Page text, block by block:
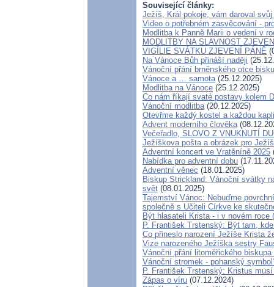
Související články:
Ježíš, Král pokoje, vám daroval
Video o potřebném zasvěcování -
Modlitba k Panně Marii o vedení v
MODLITBY NA SLAVNOST
VIGÍLIE SVÁTKU ZJEVENÍ PÁNĚ
Na Vánoce Bůh přináší naději
Vánoční přání brněnského otce
Vánoce a … samota(25.12.2025)
Modlitba na Vánoce (25.12.2025)
Co nám říkají svaté postavy kolem
Vánoční modlitba(20.12.2025)
Otevřme každý kostel a každou
Advent moderního člověka
Večeřadlo, SLOVO Z VNUKNUTÍ
Ježíškova pošta a obrázek pro
Adventní koncert ve Vratěníně 2025
Nabídka pro adventní dobu
Adventní věnec (18.01.2025)
Biskup Strickland: Vánoční svátky
svět (08.01.2025)
Tajemství Vánoc: Nebuďme
společně s Učiteli Církve ke
Být hlasateli Krista - i v novém
P. František Trstenský: Být tam,
Co přineslo narození Ježíše Krista
Vize narozeného Ježíška sestry
Vánoční přání litoměřického
Vánoční stromek - pohanský
P. František Trstenský: Kristus
Zápas o víru (07.12.2024)